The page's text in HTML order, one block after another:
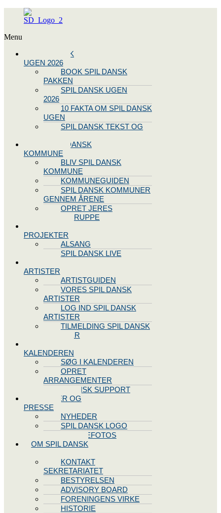
Menu
SPIL DANSK
UGEN 2026
BOOK SPIL DANSK
PAKKEN
SPIL DANSK UGEN
2026
10 FAKTA OM SPIL DANSK
UGEN
SPIL DANSK TEKST OG
BLIV SPIL DANSK
KOMMUNE
BLIV SPIL DANSK
KOMMUNE
KOMMUNEGUIDEN
SPIL DANSK KOMMUNER
GENNEM ÅRENE
OPRET JERES
STYREGRUPPE
PROJEKTER
ALSANG
SPIL DANSK LIVE
ARTISTER
ARTISTGUIDEN
VORES SPIL DANSK
ARTISTER
LOG IND SPIL DANSK
ARTISTER
TILMELDING SPIL DANSK
ARTISTER
KALENDEREN
SØG I KALENDEREN
OPRET
ARRANGEMENTER
TEKNISK SUPPORT
NYHEDER OG
PRESSE
NYHEDER
SPIL DANSK LOGO
PRESSEFOTOS
OM SPIL DANSK
KONTAKT
SEKRETARIATET
BESTYRELSEN
ADVISORY BOARD
FORENINGENS VIRKE
HISTORIE